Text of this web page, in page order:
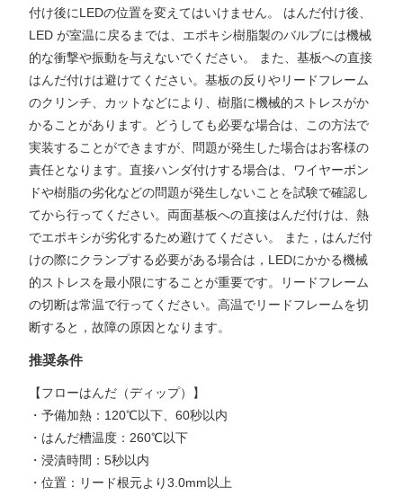
付け後にLEDの位置を変えてはいけません。 はんだ付け後、
LED が室温に戻るまでは、エポキシ樹脂製のバルブには機械
的な衝撃や振動を与えないでください。 また、基板への直接
はんだ付けは避けてください。基板の反りやリードフレーム
のクリンチ、カットなどにより、樹脂に機械的ストレスがか
かることがあります。どうしても必要な場合は、この方法で
実装することができますが、問題が発生した場合はお客様の
責任となります。直接ハンダ付けする場合は、ワイヤーボン
ドや樹脂の劣化などの問題が発生しないことを試験で確認し
てから行ってください。両面基板への直接はんだ付けは、熱
でエポキシが劣化するため避けてください。 また，はんだ付
けの際にクランプする必要がある場合は，LEDにかかる機械
的ストレスを最小限にすることが重要です。リードフレーム
の切断は常温で行ってください。高温でリードフレームを切
断すると，故障の原因となります。
推奨条件
【フローはんだ（ディップ）】
・予備加熱：120℃以下、60秒以内
・はんだ槽温度：260℃以下
・浸漬時間：5秒以内
・位置：リード根元より3.0mm以上